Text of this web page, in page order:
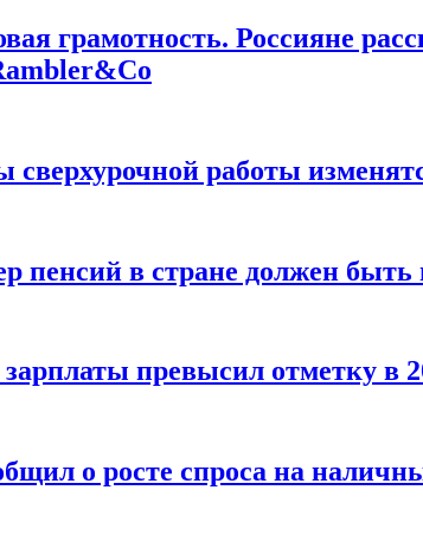
грамотность. Россияне
сверхурочной работы
пенсий в стране должен быть
превысил отметку в
о росте спроса на